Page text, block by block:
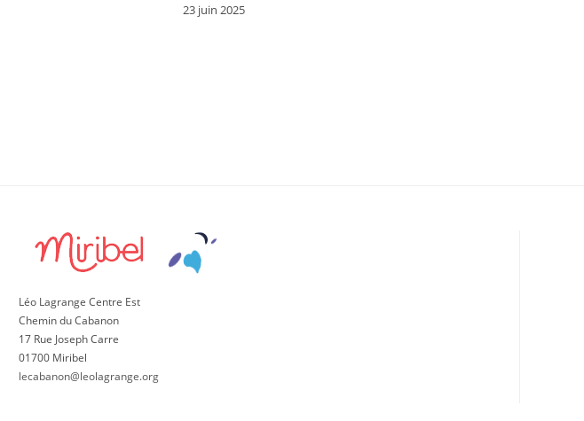
23 juin 2025
Léo Lagrange Centre Est
Chemin du Cabanon
17 Rue Joseph Carre
01700 Miribel
lecabanon@leolagrange.org